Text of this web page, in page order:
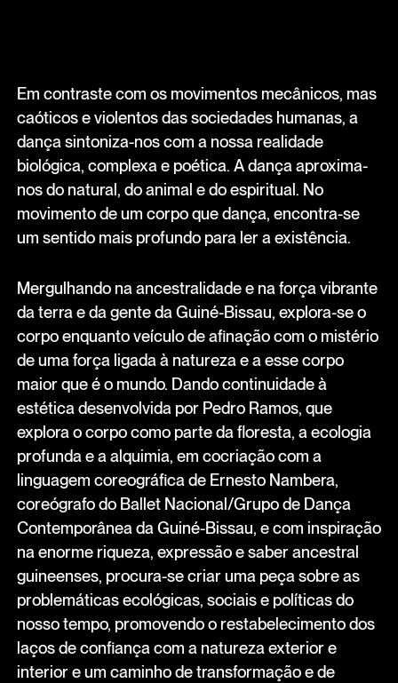
Em contraste com os movimentos mecânicos, mas
caóticos e violentos das sociedades humanas, a
dança sintoniza-nos com a nossa realidade
biológica, complexa e poética. A dança aproxima-
nos do natural, do animal e do espiritual. No
movimento de um corpo que dança, encontra-se
um sentido mais profundo para ler a existência.
Mergulhando na ancestralidade e na força vibrante
da terra e da gente da Guiné-Bissau, explora-se o
corpo enquanto veículo de afinação com o mistério
de uma força ligada à natureza e a esse corpo
maior que é o mundo. Dando continuidade à
estética desenvolvida por Pedro Ramos, que
explora o corpo como parte da floresta, a ecologia
profunda e a alquimia, em cocriação com a
linguagem coreográfica de Ernesto Nambera,
coreógrafo do Ballet Nacional/Grupo de Dança
Contemporânea da Guiné-Bissau, e com inspiração
na enorme riqueza, expressão e saber ancestral
guineenses, procura-se criar uma peça sobre as
problemáticas ecológicas, sociais e políticas do
nosso tempo, promovendo o restabelecimento dos
laços de confiança com a natureza exterior e
interior e um caminho de transformação e de